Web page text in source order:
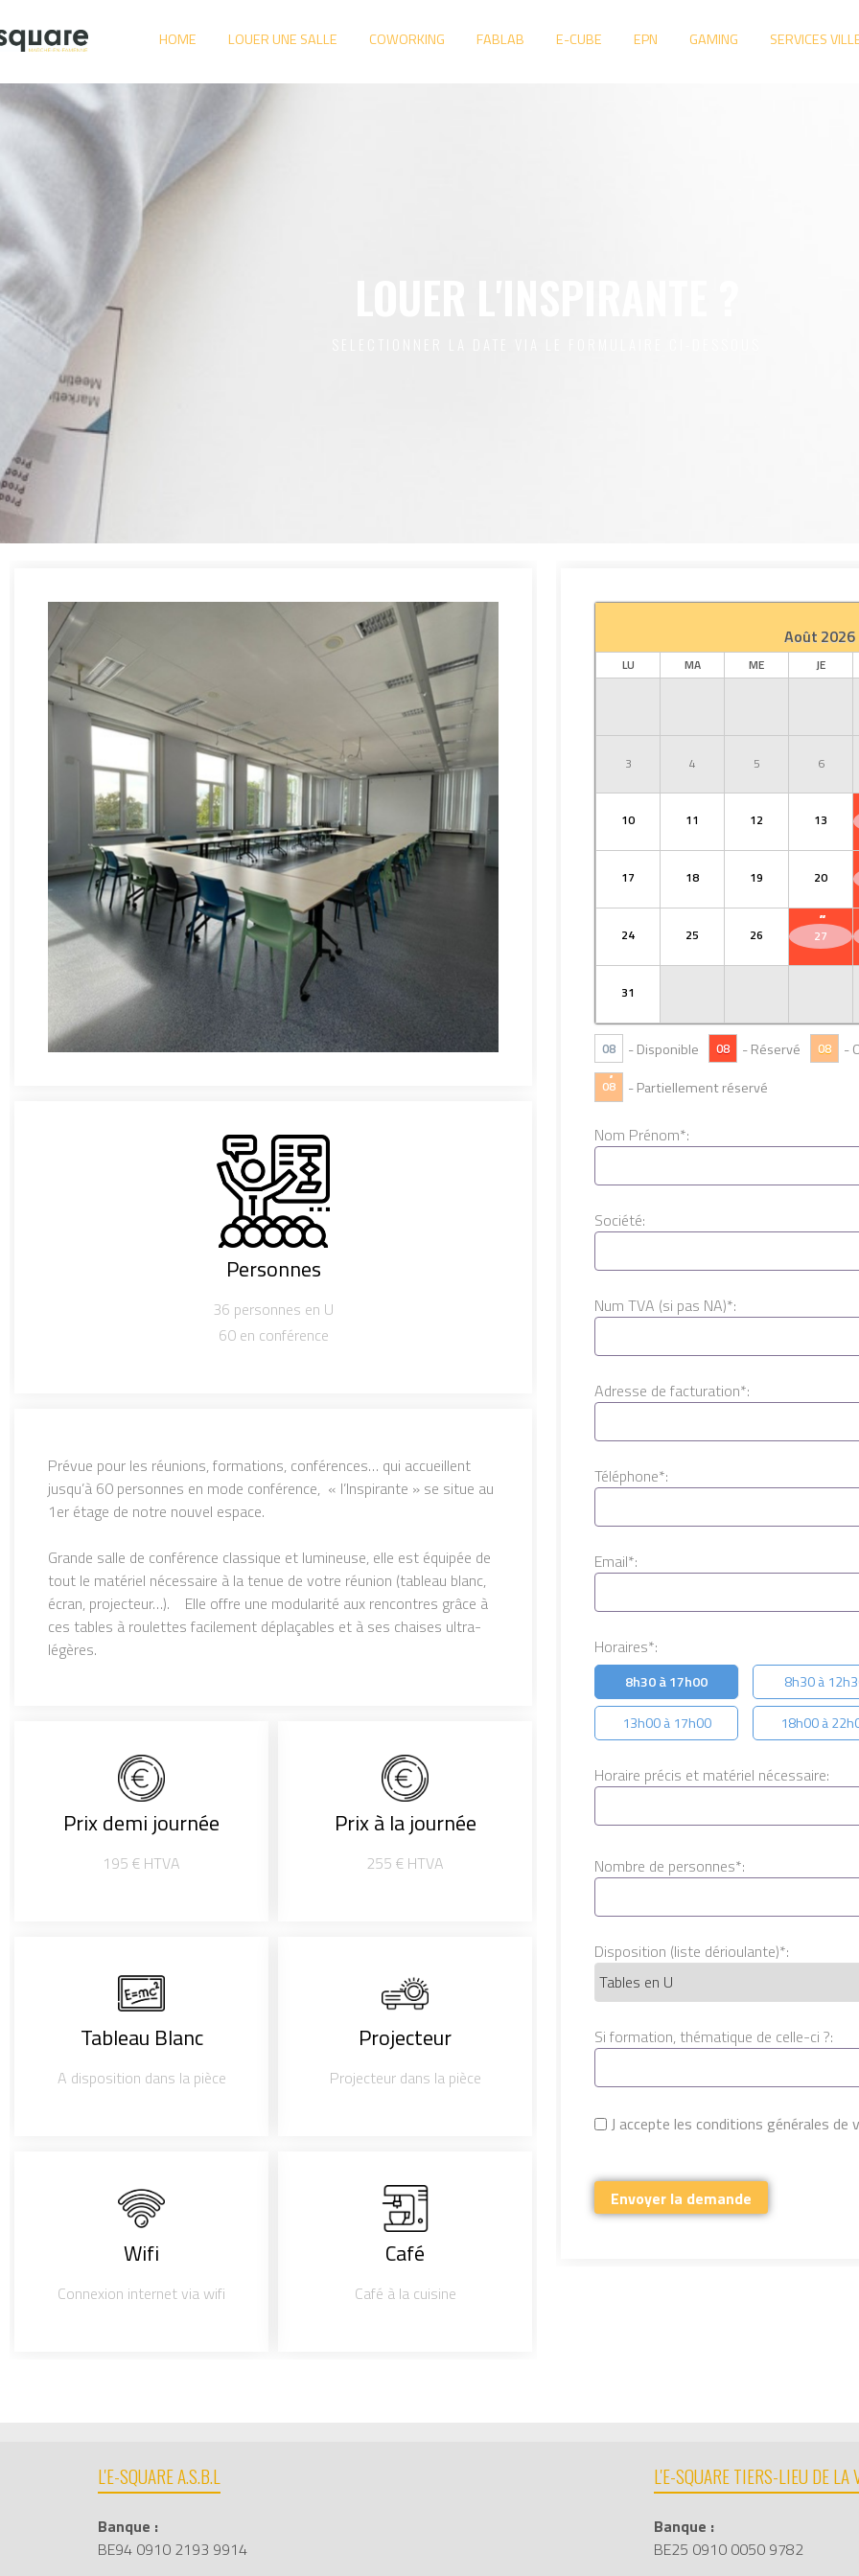
HOME LOUER UNE SALLE COWORKING FABLAB E-CUBE EPN GAMING SERVICES
Personnes
36 personnes en U
60 en conférence
Prévue pour les réunions, formations, conférences… qui accueillent
jusqu’à 60 personnes en mode conférence, « l’Inspirante » se situe au
1er étage de notre nouvel espace.
Grande salle de conférence classique et lumineuse, elle est équipée de
tout le matériel nécessaire à la tenue de votre réunion (tableau blanc,
écran, projecteur…). Elle offre une modularité aux rencontres grâce à
ces tables à roulettes facilement déplaçables et à ses chaises ultra-
légères.
Prix demi journée
195 € HTVA
Prix à la journée
255 € HTVA
Tableau Blanc
A disposition dans la pièce
Projecteur
Projecteur dans la pièce
Wifi
Connexion internet via wifi
Café
Café à la cuisine
Août 2026
LU MA ME JE
3 4 5 6
10 11 12 13
17 18 19 20
24 25 26
··
27
31
08 - Disponible 08 - Réservé 08 -
·
08 - Partiellement réservé
Nom Prénom*:
Société:
Num TVA (si pas NA)*:
Adresse de facturation*:
Téléphone*:
Email*:
Horaires*:
8h30 à 17h00
8h30 à
13h00 à 17h00
18h00 à
Horaire précis et matériel nécessaire:
Nombre de personnes*:
Disposition (liste dérioulante)*:
Si formation, thématique de celle-ci ?:
J accepte les conditions générales de
L'E-SQUARE A.S.B.L
Banque :
BE94 0910 2193 9914
L'E-SQUARE TIERS-LIEU DE
Banque :
BE25 0910 0050 9782